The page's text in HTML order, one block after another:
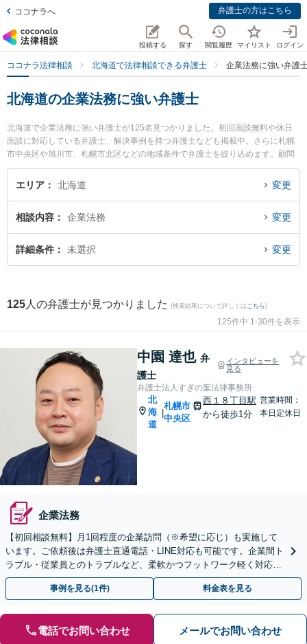
ココナラへ 弁護士の方はこちら
投稿する 探す 閲覧履歴 マイリスト ログイン
ココナラ法律相談 北海道で法律相談できる弁護士 企業法務に強い弁護
北海道の企業法務に強い弁護士
北海道で企業法務に強い弁護士が125名見つかりました。初回面談無料や休日
面談に対応している弁護士、解決事例を持つ弁護士なども掲載中。さらに札幌
市中央区や旭川市、札幌市北区などの地域条件で弁護士を絞り込めます。顧問
弁護士契約や契約書作成・リーガルチェック、雇用契約書・就業規則作成等の
細かな分野での絞り込み検索もでき便利です。特に弁護士法人すぎの葉法律事
す。『北海道で土日や夜間に発生した企業法務のトラブルを今すぐに弁護士に
相談したい』『企業法務のトラブル解決の実績豊富な近くの弁護士を検索した
い』『初回相談無料で企業法務を法律相談できる北海道内の弁護士に相談予約
エリア 北海道 変更
相談内容 企業法務 変更
詳細条件 未選択 変更
125 人の弁護士が見つかりました (検索結果について詳しくは こちら)
125件中 1-30件を表示
中園 達也 弁
護士
インタビューを
見る
弁護士法人すぎの葉法律事務所
北
海
道
|
札幌市
中央区
西１８丁目駅
から徒歩1分
営業時間：
本日定休日
企業法務
【初回相談無料】月1回程度の企業訪問（※希望に応じ）も実施して
います。ご依頼後は弁護士直通電話・LINE対応も可能です。企業間ト
ラブル・従業員とのトラブルなど、柔軟かつフットワーク軽く対応い
たします【西18丁目駅1分】
事例を見る(1件) 料金表を見る
電話でお問い合わせ メールでお問い合わせ